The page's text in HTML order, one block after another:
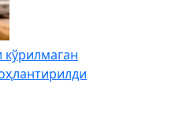
кўрилмаган